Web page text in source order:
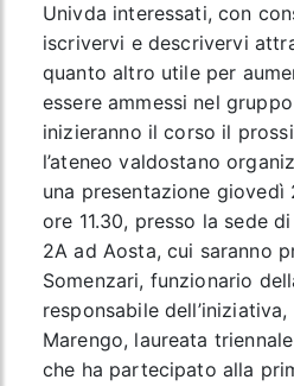
Univda interessati, con
iscrivervi e descrivervi
quanto altro utile per
essere ammessi nel
inizieranno il corso il
l’ateneo valdostano
una presentazione giovedì
ore 11.30, presso la sede
2A ad Aosta, cui saranno
Somenzari, funzionario
responsabile
Marengo, laureata
che ha partecipato alla